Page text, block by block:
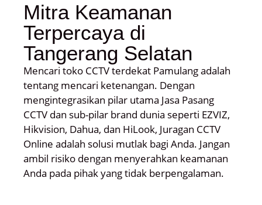
Mitra Keamanan
Terpercaya di
Tangerang Selatan
Mencari toko CCTV terdekat Pamulang adalah
tentang mencari ketenangan. Dengan
mengintegrasikan pilar utama Jasa Pasang
CCTV dan sub-pilar brand dunia seperti EZVIZ,
Hikvision, Dahua, dan HiLook, Juragan CCTV
Online adalah solusi mutlak bagi Anda. Jangan
ambil risiko dengan menyerahkan keamanan
Anda pada pihak yang tidak berpengalaman.